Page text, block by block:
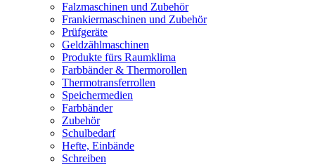
Falzmaschinen und Zubehör
Frankiermaschinen und Zubehör
Prüfgeräte
Geldzählmaschinen
Produkte fürs Raumklima
Farbbänder & Thermorollen
Thermotransferrollen
Speichermedien
Farbbänder
Zubehör
Schulbedarf
Hefte, Einbände
Schreiben